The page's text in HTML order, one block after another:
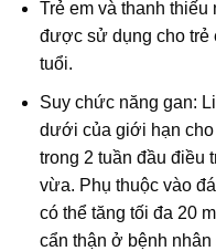
Trẻ em và thanh thiếu
được sử dụng cho trẻ
tuổi.
Suy chức năng gan:
dưới của giới hạn
trong 2 tuần đầu điều
vừa. Phụ thuộc vào
có thể tăng tối đa 20
cẩn thận ở bệnh nhân